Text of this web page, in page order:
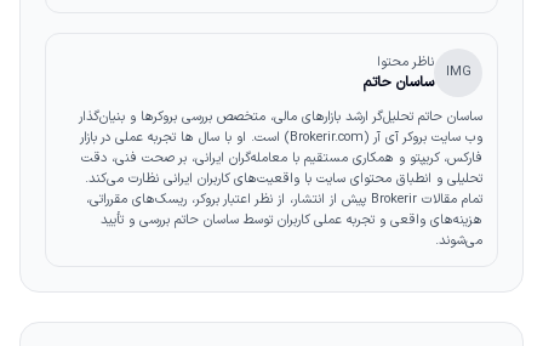
IMG ناظر محتوا
ساسان حاتم
ساسان حاتم تحلیل‌گر ارشد بازارهای مالی، متخصص بررسی بروکرها و بنیان‌گذار
وب‌ سایت بروکر آی آر (Brokerir.com) است. او با سال‌ ها تجربه عملی در بازار
فارکس، کریپتو و همکاری مستقیم با معامله‌گران ایرانی، بر صحت فنی، دقت
تحلیلی و انطباق محتوای سایت با واقعیت‌های کاربران ایرانی نظارت می‌کند.
تمام مقالات Brokerir پیش از انتشار، از نظر اعتبار بروکر، ریسک‌های مقرراتی،
هزینه‌های واقعی و تجربه عملی کاربران توسط ساسان حاتم بررسی و تأیید
می‌شوند.